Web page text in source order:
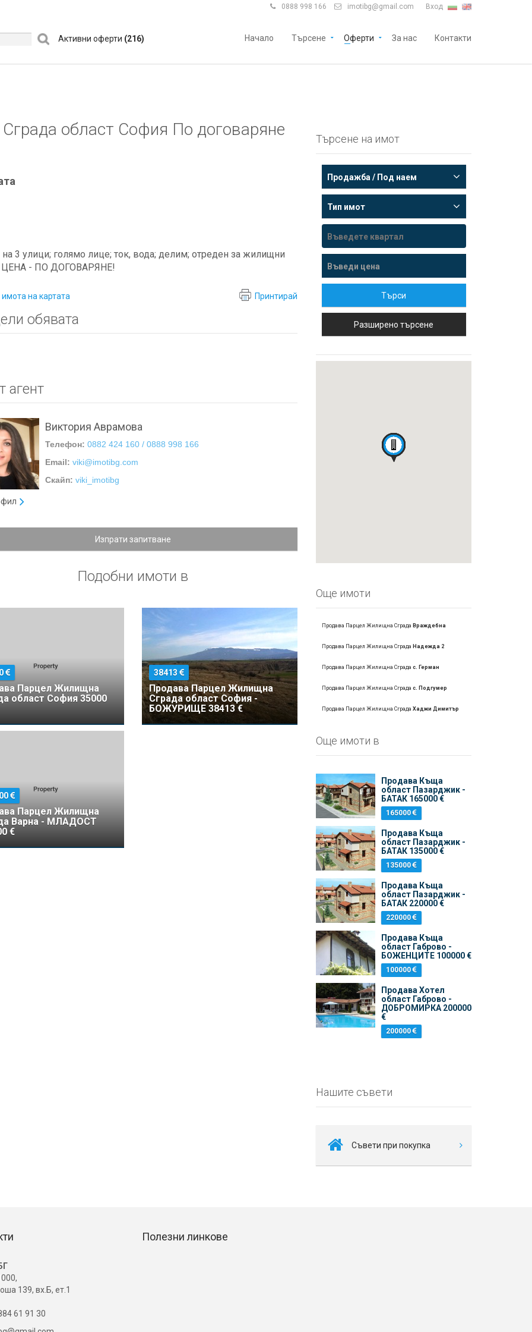
 0888 998 166  imotibg@gmail.com Вход
Активни оферти (216) Начало Търсене Оферти За нас Контакти
област София По договаряне
на 3 улици; голямо лице; ток, вода; делим; отреден за жилищни
ЦЕНА - ПО ДОГОВАРЯНЕ!
на картата Принтирай
обявата
агент
Виктория Аврамова
Телефон: 0882 424 160 / 0888 998 166
Email: viki@imotibg.com
Скайп: viki_imotibg
Изпрати запитване
Подобни имоти в
Парцел Жилищна
област София 35000
38413
Продава Парцел Жилищна
Сграда област София -
БОЖУРИЩЕ 38413 €
Парцел Жилищна
Варна - МЛАДОСТ
€
Търсене на имот
Продажба / Под наем
Тип имот
Търси
Разширено търсене
Още имоти
Продава Парцел Жилищна Сграда Враждебна
Продава Парцел Жилищна Сграда Надежда 2
Продава Парцел Жилищна Сграда с. Герман
Продава Парцел Жилищна Сграда с. Подгумер
Продава Парцел Жилищна Сграда Хаджи Димитър
Oще имоти в
Продава Къщa
област Пазарджик -
БАТАК 165000 €
165000
Продава Къщa
област Пазарджик -
БАТАК 135000 €
135000
Продава Къщa
област Пазарджик -
БАТАК 220000 €
220000
Продава Къщa
област Габрово -
БОЖЕНЦИТЕ 100000 €
100000
Продава Хотел
област Габрово -
ДОБРОМИРКА 200000
€
200000
Нашите съвети
Съвети при покупка
139, вх.Б, ет.1
61 91 30
Полезни линкове